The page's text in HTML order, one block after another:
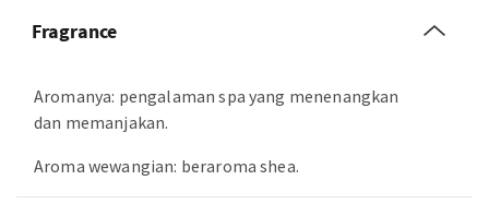
Fragrance
Aromanya: pengalaman spa yang menenangkan
dan memanjakan.
Aroma wewangian: beraroma shea.